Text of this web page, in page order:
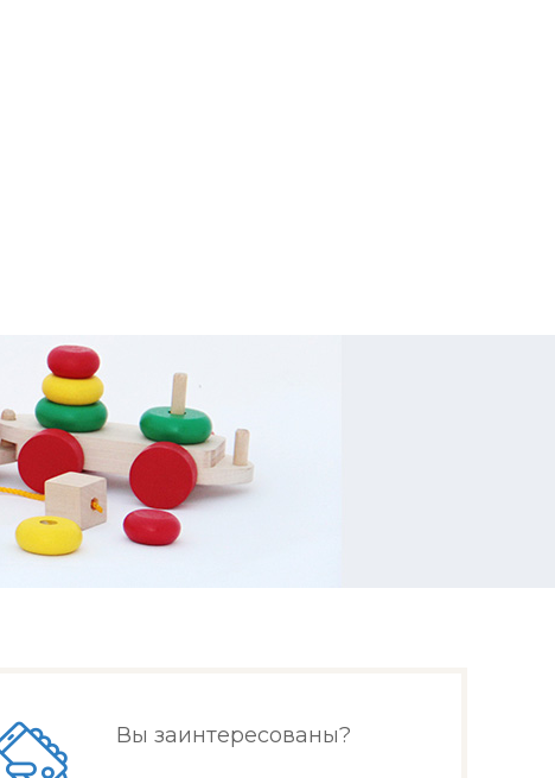
Вы заинтересованы?